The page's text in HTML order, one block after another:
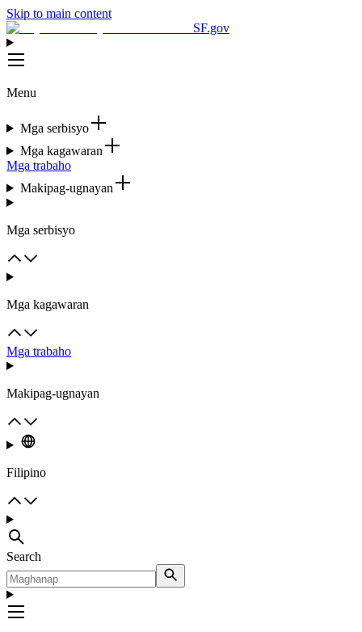
Skip to main content
SF.gov
Menu
Mga serbisyo
Mga kagawaran
Mga trabaho
Makipag-ugnayan
Mga serbisyo
Mga kagawaran
Mga trabaho
Makipag-ugnayan
Filipino
Search